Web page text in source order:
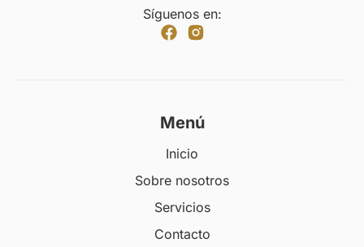
Síguenos en:
Menú
Inicio
Sobre nosotros
Servicios
Contacto